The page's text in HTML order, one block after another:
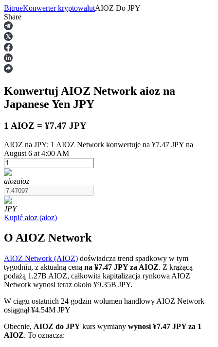
Kontrakty terminowe
Kontrakty terminowe na USDT
Kontrakty terminowe COIN-M
Kontrakty terminowe na kryptowaluty
TradFi
Instrumenty pochodne na akcje, forex, metale szlachetne i
towary
BitrueKonwerter kryptowalutAIOZ Do JPY
Share
Konwertuj AIOZ Network aioz na
Japanese Yen JPY
1 AIOZ = ¥7.47 JPY
AIOZ na JPY: 1 AIOZ Network konwertuje na ¥7.47 JPY na
August 6 at 4:00 AM
aiozaioz
JPY
Kupić aioz (aioz)
O AIOZ Network
AIOZ Network (AIOZ) doświadcza trend spadkowy w tym
tygodniu, z aktualną ceną na ¥7.47 JPY za AIOZ. Z krążącą
podażą 1.27B AIOZ, całkowita kapitalizacja rynkowa AIOZ
Network wynosi teraz około ¥9.35B JPY.
W ciągu ostatnich 24 godzin wolumen handlowy AIOZ Network
osiągnął ¥4.54M JPY
Obecnie, AIOZ do JPY kurs wymiany wynosi ¥7.47 JPY za 1
AIOZ. To oznacza: